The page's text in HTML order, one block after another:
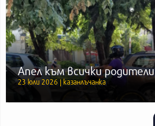
Апел към всички родители
23 юли 2026 | казанлъчанка